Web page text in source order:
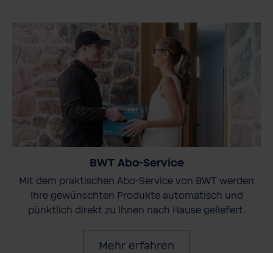
BWT Abo-Service
Mit dem praktischen Abo-Service von BWT werden
Ihre gewünschten Produkte automatisch und
pünktlich direkt zu Ihnen nach Hause geliefert.
Mehr erfahren